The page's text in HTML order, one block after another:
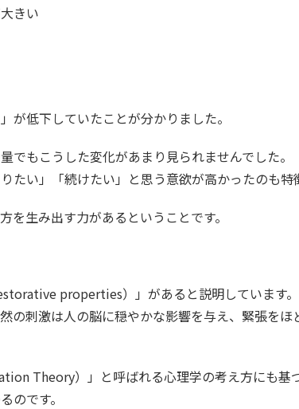
きい
が低下していたことが分かりました。
でもこうした変化があまり見られませんでした。
たい」「続けたい」と思う意欲が高かったのも特
を生み出す力があるということです。
properties）」があると説明しています。
の刺激は人の脳に穏やかな影響を与え、緊張をほ
Theory）」と呼ばれる心理学の考え方にも基づ
のです。